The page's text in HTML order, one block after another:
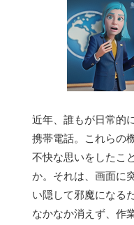
近年、誰もが日常的
携帯電話。これらの
不快な思いをしたこ
か。それは、画面に
い隠して邪魔になる
なかなか消えず、作